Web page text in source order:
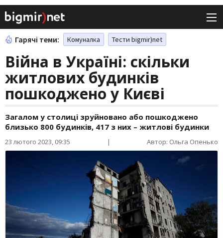
Гарячі теми: Комуналка Тести bigmir)net
Війна в Україні: скільки
житлових будинків
пошкоджено у Києві
Загалом у столиці зруйновано або пошкоджено
близько 800 будинків, 417 з них – житлові будинки
23 лютого 2023, 09:35 | Автор: Ольга Опенько